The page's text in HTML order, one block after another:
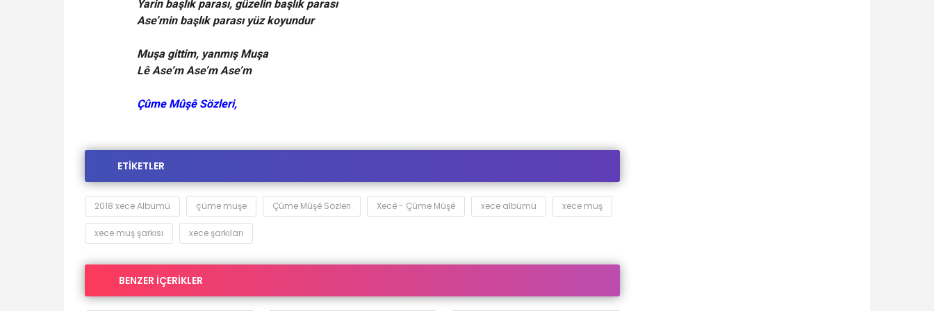
Yarin başlık parası, güzelin başlık parası
Ase’min başlık parası yüz koyundur
Muşa gittim, yanmış Muşa
Lê Ase’m Ase’m Ase’m
Çûme Mûşê Sözleri,
ETİKETLER
2018 xece Albümü çüme muşe Çûme Mûşê Sözleri Xecê - Çûme Mûşê xece albümü xece muş
xece muş şarkısı xece şarkıları
BENZER İÇERİKLER